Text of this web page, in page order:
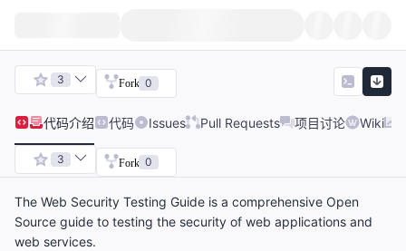
3 Fork 0
代码介绍 代码 Issues Pull Requests 项目讨论 Wiki
3 Fork 0
The Web Security Testing Guide is a comprehensive Open
Source guide to testing the security of web applications and
web services.